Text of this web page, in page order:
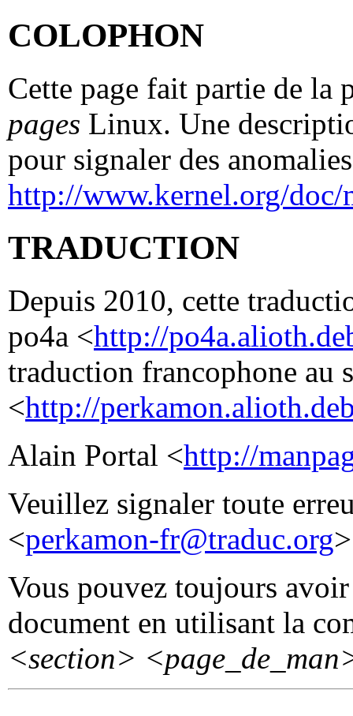
COLOPHON
Cette page fait partie de
pages Linux. Une
pour signaler des
http://www.kernel.org/doc/
TRADUCTION
Depuis 2010, cette
po4a <http://
traduction francophone au
<http://
Alain Portal <http://
Veuillez signaler toute
<perkamon-fr@traduc.org
Vous pouvez toujours
document en utilisant la
<section>